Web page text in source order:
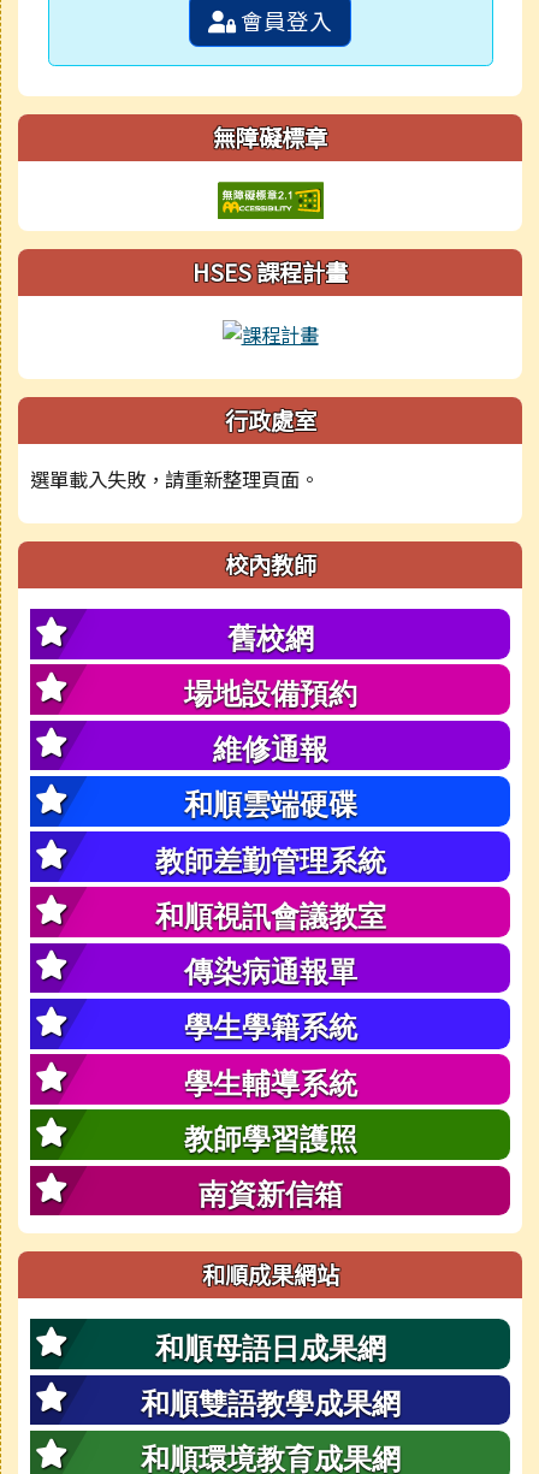
會員登入
無障礙標章
HSES 課程計畫
行政處室
選單載入失敗，請重新整理頁面。
校內教師
舊校網
場地設備預約
維修通報
和順雲端硬碟
教師差勤管理系統
和順視訊會議教室
傳染病通報單
學生學籍系統
學生輔導系統
教師學習護照
南資新信箱
和順成果網站
和順母語日成果網
和順雙語教學成果網
和順環境教育成果網